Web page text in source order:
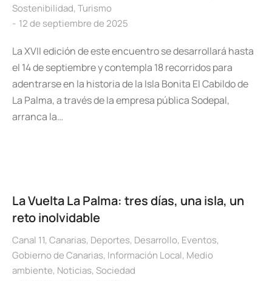
Sostenibilidad, Turismo
12 de septiembre de 2025
La XVII edición de este encuentro se desarrollará hasta
el 14 de septiembre y contempla 18 recorridos para
adentrarse en la historia de la Isla Bonita El Cabildo de
La Palma, a través de la empresa pública Sodepal,
arranca la…
La Vuelta La Palma: tres días, una isla, un
reto inolvidable
Canal 11, Canarias, Deportes, Desarrollo, Eventos,
Gobierno de Canarias, Información Local, Medio
ambiente, Noticias, Sociedad